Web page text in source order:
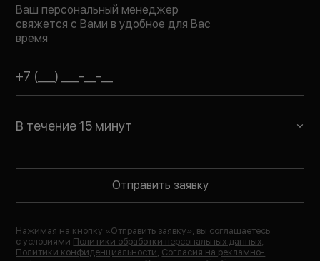
Ваш персональный менеджер
свяжется с Вами в удобное для Вас
время
В течение 15 минут
Отправить заявку
Нажимая на кнопку «Отправить заявку», вы соглашаетесь
с условиями Политики обработки персональных данных
Политики конфиденциальности Согласия на рекламно-